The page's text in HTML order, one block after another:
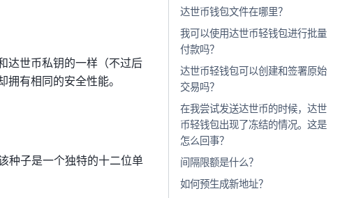
达世币私钥的一样（不过后
有相同的安全性能。
种子是一个独特的十二位单
达世币钱包文件在哪里？
我可以使用达世币轻钱包进行批量
付款吗？
达世币轻钱包可以创建和签署原始
交易吗？
在我尝试发送达世币的时候，达世
币轻钱包出现了冻结的情况。这是
怎么回事？
间隔限额是什么？
如何预生成新地址？